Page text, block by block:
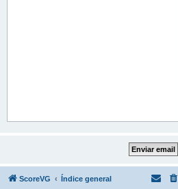
ScoreVG Índice general